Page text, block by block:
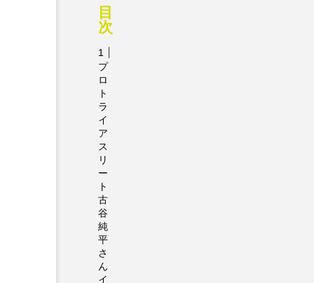
目
次
プ
ロ
ト
ラ
イ
ア
ス
リ
ー
ト
古
谷
純
平
さ
ん
イ